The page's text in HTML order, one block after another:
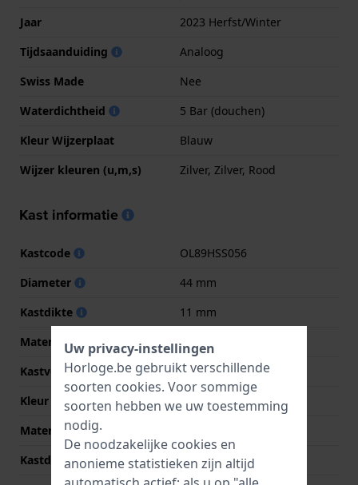
Jaar
2023 Herfst/Winter
Tijdsaanduiding
Analoog
Swiss Made
Nee
Waterdichtheid
5 Bar (douchen)
Kleur Wijzerplaat
Blauw
Wijzer kleuren (u,m,s)
Zilver, Zilver, Rood
Kast informatie
Kastcode
OL89HSS056
Diameter
44 mm
Kastdikte
11 mm
Materiaal
Roestvrij staal
Kastvorm
Rond
Kleur kast
Zilver
Materiaal kastdeksel
Kastdeksel
Klikkast
Uw privacy-instellingen
Horloge.be gebruikt verschillende
soorten cookies. Voor sommige
soorten hebben we uw toestemming
nodig.
De noodzakelijke cookies en
anonieme statistieken zijn altijd